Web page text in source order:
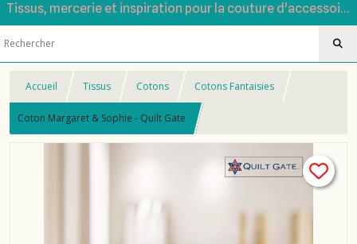
Tissus, mercerie et inspiration pour la couture d'accessoires
Accueil Tissus Cotons Cotons Fantaisies
Coton Margaret & Sophie - Quilt Gate